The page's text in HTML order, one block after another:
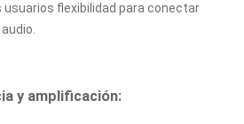
usuarios flexibilidad para conectar
y amplificación: